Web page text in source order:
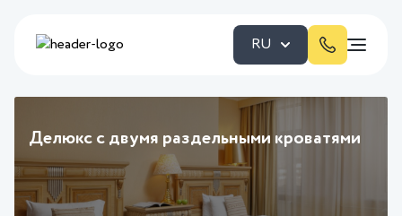
RU
Делюкс с двумя раздельными кроватями